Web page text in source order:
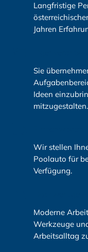
Langfristige
Jahren
Sie
Ideen
mitzugestalten.
Wir stellen
Poolauto für
Verfügung.
Moderne
Werkzeuge
Arbeitsalltag